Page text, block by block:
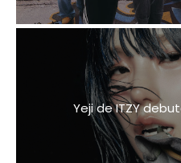
Yeji de ITZY